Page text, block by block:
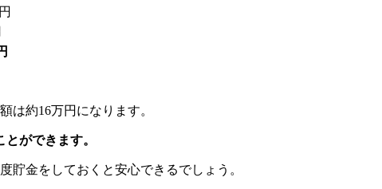
は約16万円になります。
ができます。
貯金をしておくと安心できるでしょう。